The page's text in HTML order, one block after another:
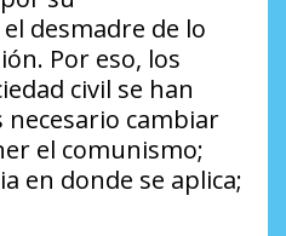
desmadre de lo
Por eso, los
civil se han
necesario cambiar
el comunismo;
en donde se aplica;